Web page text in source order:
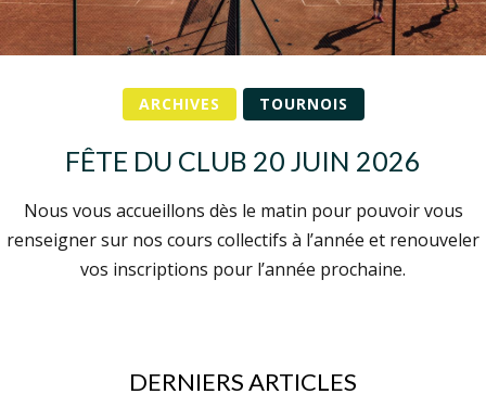
ARCHIVES TOURNOIS
FÊTE DU CLUB 20 JUIN 2026
Nous vous accueillons dès le matin pour pouvoir vous
renseigner sur nos cours collectifs à l’année et renouveler
vos inscriptions pour l’année prochaine.
DERNIERS ARTICLES